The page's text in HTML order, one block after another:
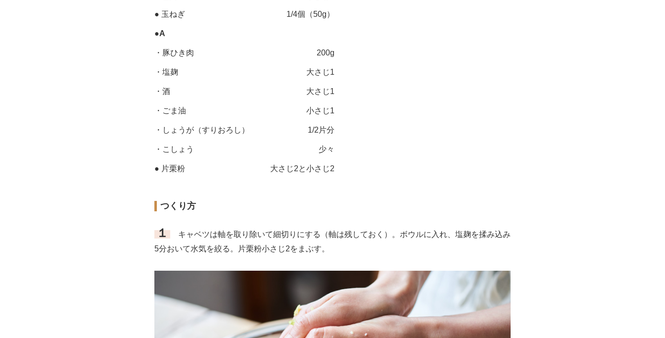
● 玉ねぎ 1/4個（50g）
●A
・豚ひき肉 200g
・塩麹 大さじ1
・酒 大さじ1
・ごま油 小さじ1
・しょうが（すりおろし） 1/2片分
・こしょう 少々
● 片栗粉 大さじ2と小さじ2
つくり方
１
キャベツは軸を取り除いて細切りにする（軸は残しておく）。ボウルに入れ、塩麹を揉み込み
5分おいて水気を絞る。片栗粉小さじ2をまぶす。